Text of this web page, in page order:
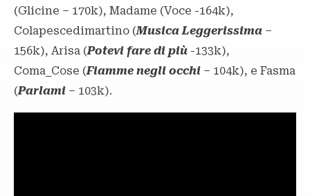
(Glicine – 170k), Madame (Voce -164k),
Colapescedimartino (Musica Leggerissima –
156k), Arisa (Potevi fare di più -133k),
Coma_Cose (Fiamme negli occhi – 104k), e Fasma
(Parlami – 103k).